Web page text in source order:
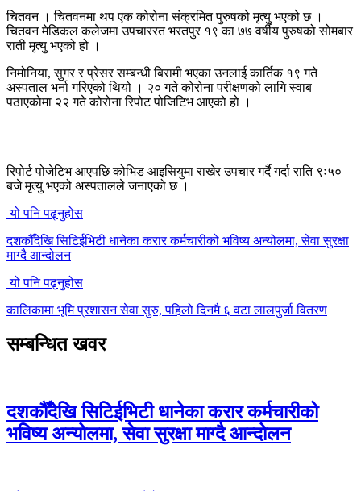
चितवन । चितवनमा थप एक कोरोना संक्रमित पुरुषको मृत्यु भएको छ ।
चितवन मेडिकल कलेजमा उपचाररत भरतपुर १९ का ७७ वर्षीय पुरुषको सोमबार
राती मृत्यु भएको हो ।
निमोनिया, सुगर र प्रेसर सम्बन्धी बिरामी भएका उनलाई कार्तिक १९ गते
अस्पताल भर्ना गरिएको थियो । २० गते कोरोना परीक्षणको लागि स्वाब
पठाएकोमा २२ गते कोरोना रिपोट पोजिटिभ आएको हो ।
रिपोर्ट पोजेटिभ आएपछि कोभिड आइसियुमा राखेर उपचार गर्दै गर्दा राति ९ः५०
बजे मृत्यु भएको अस्पतालले जनाएको छ ।
यो पनि पढ्नुहोस
दशकौँदेखि सिटिईभिटी धानेका करार कर्मचारीको भविष्य अन्योलमा, सेवा सुरक्षा
माग्दै आन्दोलन
यो पनि पढ्नुहोस
कालिकामा भूमि प्रशासन सेवा सुरु, पहिलो दिनमै ६ वटा लालपुर्जा वितरण
सम्बन्धित खवर
दशकौँदेखि सिटिईभिटी धानेका करार कर्मचारीको
भविष्य अन्योलमा, सेवा सुरक्षा माग्दै आन्दोलन